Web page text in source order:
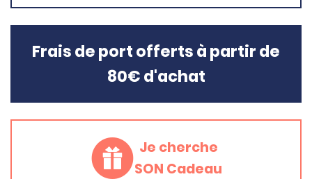
Frais de port offerts à partir de
80€ d'achat
Je cherche
SON Cadeau